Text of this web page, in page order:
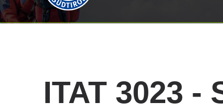
ITAT 3023 -